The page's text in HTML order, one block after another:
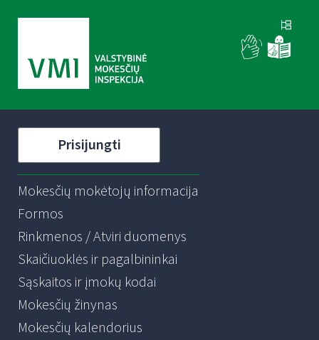
Prisijungti
Mokesčių mokėtojų informacija
Formos
Rinkmenos / Atviri duomenys
Skaičiuoklės ir pagalbininkai
Sąskaitos ir įmokų kodai
Mokesčių žinynas
Mokesčių kalendorius